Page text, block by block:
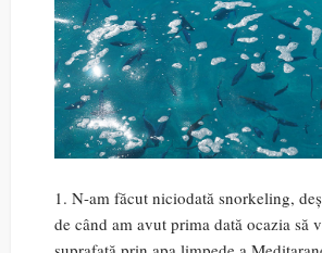
1. N-am făcut niciodată snorkeling,
de când am avut prima dată ocazia să